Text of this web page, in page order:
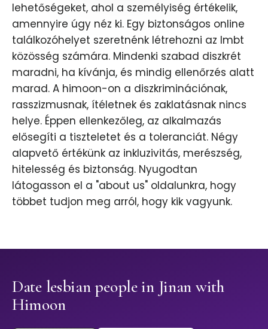
lehetőségeket, ahol a személyiség értékelik,
amennyire úgy néz ki. Egy biztonságos online
találkozóhelyet szeretnénk létrehozni az lmbt
közösség számára. Mindenki szabad diszkrét
maradni, ha kívánja, és mindig ellenőrzés alatt
marad. A himoon-on a diszkriminációnak,
rasszizmusnak, ítéletnek és zaklatásnak nincs
helye. Éppen ellenkezőleg, az alkalmazás
elősegíti a tiszteletet és a toleranciát. Négy
alapvető értékünk az inkluzivitás, merészség,
hitelesség és biztonság. Nyugodtan
látogasson el a "about us" oldalunkra, hogy
többet tudjon meg arról, hogy kik vagyunk.
Date lesbian people in Jinan with
Himoon